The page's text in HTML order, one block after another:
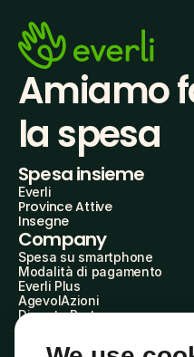
Amiamo
la spesa
Spesa insieme
Everli
Province Attive
Insegne
Company
Spesa su smartphone
Modalità di pagamento
Everli Plus
AgevolAzioni
Diventa Partner
Everli Shoppers